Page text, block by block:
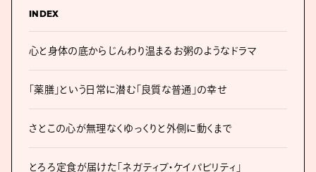
INDEX
心と身体の底からじんわり温まるお粥のようなドラマ
「薬膳」という日常に潜む「良質な普通」の幸せ
さとこの心が無理なくゆっくりと外側に動くまで
とろろ定食が届けた「ネガティブ・ケイパビリティ」